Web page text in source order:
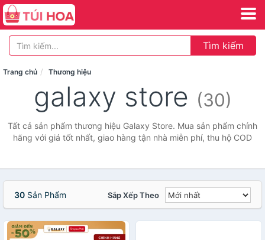
Tìm kiếm
Trang chủ Thương hiệu
galaxy store (30)
Tất cả sản phẩm thương hiệu Galaxy Store. Mua sản phẩm chính
hãng với giá tốt nhất, giao hàng tận nhà miễn phí, thu hộ COD
30 Sản Phẩm Sắp Xếp Theo